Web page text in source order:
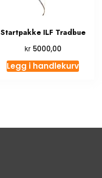
Startpakke ILF Tradbue
kr5000,00
Legg i handlekurv